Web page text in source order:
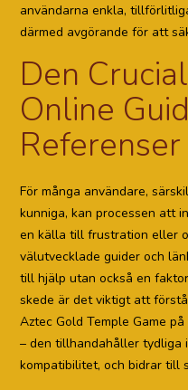
användarna enkla,
därmed avgörande för att
Den
Online
Referenser
För många användare,
kunniga, kan processen att
en källa till frustration eller
välutvecklade guider och
till hjälp utan också en
skede är det viktigt att
Aztec Gold Temple Game
– den tillhandahåller tydliga
kompatibilitet, och bidrar till